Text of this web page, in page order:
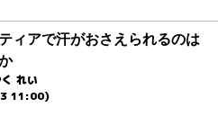
ィアで汗がおさえられるのは
れい
11:00)